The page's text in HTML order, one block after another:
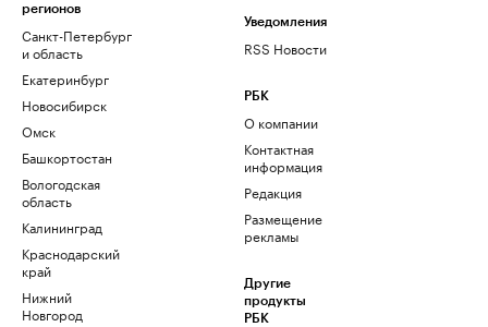
регионов
Санкт-Петербург
и область
Екатеринбург
Новосибирск
Омск
Башкортостан
Вологодская
область
Калининград
Краснодарский
край
Нижний
Новгород
Уведомления
RSS Новости
РБК
О компании
Контактная
информация
Редакция
Размещение
рекламы
Другие
продукты
РБК